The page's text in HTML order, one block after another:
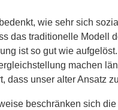
wie sehr sich
das traditionelle Modell
ist so gut wie
machen
dass unser alter Ansatz
beschränken sich